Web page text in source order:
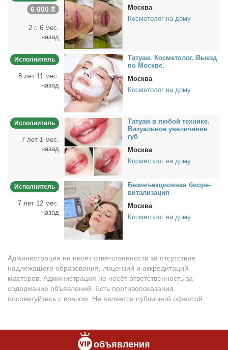
6 000 ₶
2 г. 6 мес.
назад
Москва
Косметолог на дому
Исполнитель
8 лет 11 мес.
назад
Та­ту­аж. Кос­ме­то­лог. Вы­езд
по Москве.
Москва
Косметолог на дому
Исполнитель
7 лет 1 мес.
назад
Та­ту­аж в лю­бой тех­ни­ке.
Ви­зу­аль­ное уве­ли­че­ние
губ
Москва
Косметолог на дому
Исполнитель
7 лет 12 мес.
назад
Бе­з­инъ­ек­ци­он­ная био­ре­
ви­та­ли­за­ция
Москва
Косметолог на дому
Администрация не несёт ответственности за отсутствие
надлежащего образования, лицензий и аккредитаций
мастеров. Администрация не несёт ответственность за
содержание объявлений. Есть противопоказания,
посоветуйтесь с врачом. Не является публичной офертой.
объявления